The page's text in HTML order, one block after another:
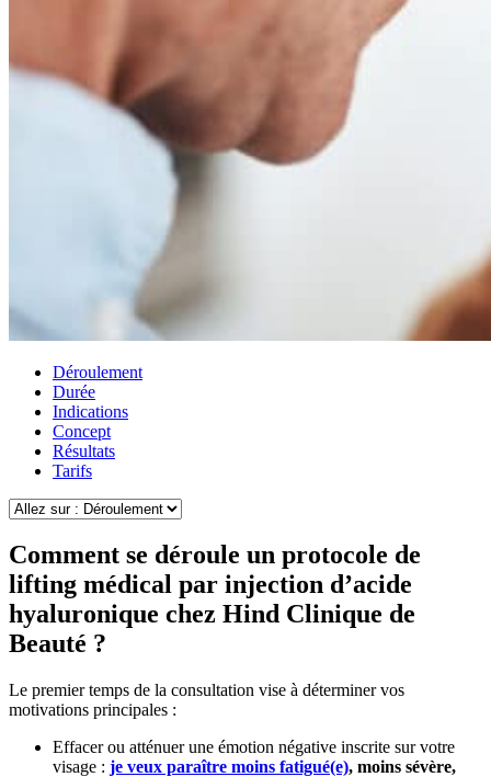
Déroulement
Durée
Indications
Concept
Résultats
Tarifs
Comment se déroule un protocole de
lifting médical par injection d’acide
hyaluronique chez Hind Clinique de
Beauté ?
Le premier temps de la consultation vise à déterminer vos
motivations principales :
Effacer ou atténuer une émotion négative inscrite sur votre
visage : je veux paraître moins fatigué(e), moins sévère,